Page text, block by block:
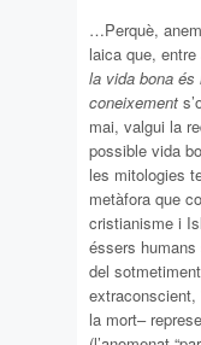
…Perquè,
laica que,
la vida bona és
coneixement
mai, valgui la
possible vida
les mitologies
metàfora que
cristianisme i
éssers humans
del
extraconscient,
la mort–